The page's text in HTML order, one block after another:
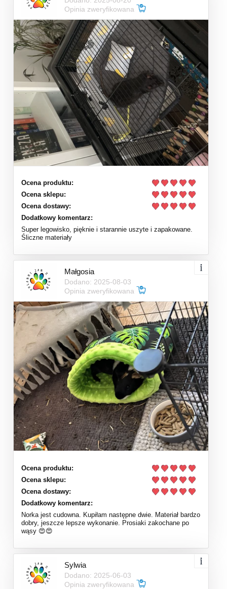
Opinia zweryfikowana
Ocena produktu:
Ocena sklepu:
Ocena dostawy:
Dodatkowy komentarz:
Super legowisko, pięknie i starannie uszyte i zapakowane.
Śliczne materiały
Małgosia
Dodano: 2025-08-03
Opinia zweryfikowana
Ocena produktu:
Ocena sklepu:
Ocena dostawy:
Dodatkowy komentarz:
Norka jest cudowna. Kupiłam następne dwie. Materiał bardzo
dobry, jeszcze lepsze wykonanie. Prosiaki zakochane po
wąsy 😍😍
Sylwia
Dodano: 2025-06-03
Opinia zweryfikowana